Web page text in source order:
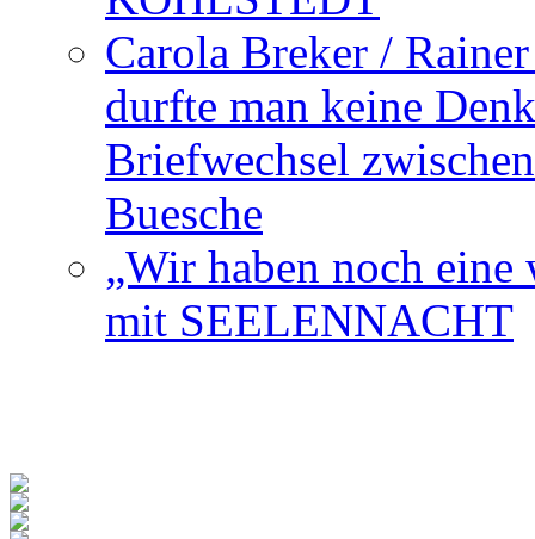
Carola Breker /
durfte man keine
Briefwechsel
Buesche
„Wir haben noch
mit SEELENNACHT